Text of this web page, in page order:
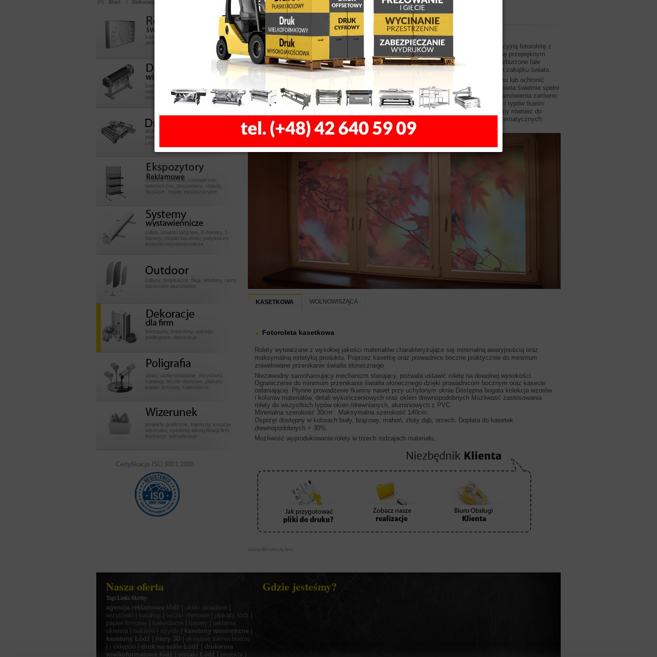
Start Dekoracje dla firm
Reklamy
swietlneeeeee
kasetony aluminiowe, z dibondu, z
pleksy, litery przestrzenne 3D LED
Druk
wielkoformatowy
banery, reklama okienna, plakaty,
naklejki, szyldy, kasetony, litery 3D,
oklejanie samochodów i sklepów
Druk UV
druk na pcv, dibond, pmma, szkle,
piance, płytach mdf, sklejce, płytkach
ceramicznych, skóry, inne
Ekspozytory POSssss
mobilne, świetlne, zewnętrzne,
wewnętrzne, prezentery, standy,
displaye, regały ekspozycyjne
Systemy
wystawiennicze
rollup, ścianki targowe, X-banery, L-
banery, stojaki na ulotki, potykacze,
trybunki wystawiennicze
rollupy, potykacze, flagi, windery, ramy
banerowe aluminiowe
Dekoracje dla firm
fototapety, fotorolety, naklejki
podłogowe, dekoracje
Poligrafia
ulotki, ulotki składane, wizytówki,
katalogi, teczki ofertowe, plakaty,
papier firmowy, kalendarze
Wizerunek
projekty graficzne, logotypy, kreacja
wizeruku, systemy identyfikacji firm,
ilustracje, wizualizacje
Certyfikacja ISO 9001:2008
Fotorolety i fotopanele
Spowszedniał Ci widok z okna lub przygnębia Cię jesienna szarówka? Spraw sobie rewelacyjną fotoroletę z
nadrukiem. To niezaprzeczalny hit w dekoracji wnętrz! Bądź trendy i jednocześnie ciesz się przepięknym
krajobrazem rodem z karaibskich plaż lub też codziennie, otwierając oczy, spoglądaj na wzburzone fale
oceanu albo ośnieżone szczyty gór. Poczuj się we własnym domu tak, jak w wymarzonym zakątku świata.
Za foto roletą możesz nie tylko ukryć szarość ulicy, na którą wychodzą okna Twojego domu lub ochronić
pokój przed nasłonecznieniem, ale też zasłonić niezbyt atrakcyjną wnękę lub regał. Fotoroleta świetnie spełni
się też w roli ekranu projekcyjnego. Każda roleta jest dopasowywana do indywidualnego zamówienia zarówno
pod względem konstrukcji (w kasetkach, wolnowiszące) jak i wzoru (bogata oferta kolorów i typów tkanin:
rozpraszających światło, zaciemniających, antyrefleksyjnych, transparentnych). Zachęcamy również do
skorzystania z naszej bazy własnych fotografii, oraz indywidualnie projektowanych grafik tematycznych.
KASETKOWA WOLNOWISZĄCA
Fotoroleta kasetkowa
Rolety wytwarzane z wysokiej jakości materiałów charakteryzujące się minimalną awaryjnością oraz
maksymalną estetyką produktu. Poprzez kasetkę oraz prowadnice boczne praktycznie do minimum
zniwelowane przenikanie światła słonecznego
Niezawodny samohamujący mechanizm sterujący, pozwala ustawić roletę na dowolnej wysokości.
Ograniczenie do minimum przenikania światła słonecznego dzięki prowadnicom bocznym oraz kasecie
osłaniającej. Płynne prowadzenie tkaniny nawet przy uchylonym oknie Dostępna bogata kolekcja wzorów
i kolorów materiałów, detali wykończeniowych oraz oklein drewnopodobnych Możliwość zastosowania
rolety do wszystkich typów okien /drewnianych, aluminiowych z PVC
Minimalna szerokość 30cm . Maksymalna szerokość 140cm.
Osprzęt dostępny w kolorach biały, brązowy, mahoń, złoty dąb, orzech. Dopłata do kasetek
drewnopodobnych + 30%.
Możliwość wyprodukowania rolety w trzech rodzajach materiału.
Joomla SEF URLs by Artio
Nasza oferta
Tagi Linki Skróty
agencja reklamowa łódź ulotki składane
wizytówki
katalogi teczki ofertowe plakaty łódź
papier firmowy
kalendarze banery
reklama
okienna
naklejki szyldy kasetony wewnętrzne
kasetony Łódź
litery 3D
oklejanie samochodów
i sklepów druk na szkle Łódź
drukarnia
wielkoformatowa łódź
stojaki Łódź projekty
Gdzie jesteśmy?